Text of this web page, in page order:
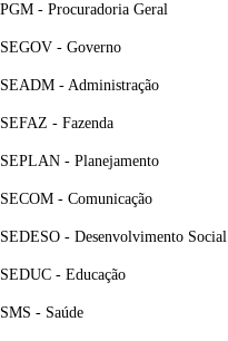
PGM - Procuradoria Geral
SEGOV - Governo
SEADM - Administração
SEFAZ - Fazenda
SEPLAN - Planejamento
SECOM - Comunicação
SEDESO - Desenvolvimento Social
SEDUC - Educação
SMS - Saúde